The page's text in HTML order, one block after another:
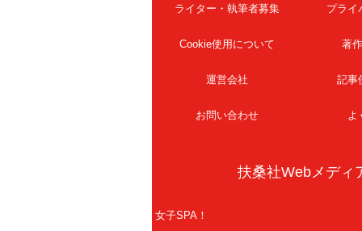
ライター・執筆者募集 プライ
Cookie使用について 著
運営会社 記事
お問い合わせ よ
扶桑社Webメディ
女子SPA！